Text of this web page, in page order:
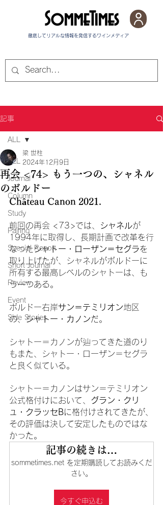
徹底してリアルな情報を発信する​ワインメディア
SommeTimes
記事
ALL
Journal
Column
Study
Pairing
Special Report
Short Journal
Review
Event
Side Stories
ALL
再会 <74> もう一つの、シャネル
のボルドー
梁 世柱
2024年12月9日
Château Canon 2021.
前回の再会 <73>では、 シャネルが
1994年に取得し、長期計画で改革を行
なった シャトー・ローザン＝セグラを
取り上げたが、シャネルがボルドーに
所有する最高レベルのシャトーは、も
う一つある。
ボルドー右岸サン＝テミリオン地区
の、シャトー・カノンだ。
シャトー＝カノンが辿ってきた道のり
もまた、シャトー・ローザン＝セグラ
と良く似ている。
シャトー＝カノンはサン＝テミリオン
公式格付けにおいて、 グラン・クリ
ュ・クラッセBに格付けされてきたが、
その評価は決して安定したものではな
かった。
記事の続きは…
sommetimes.net を定期購読してお読みくだ
さい。
今すぐ申込む